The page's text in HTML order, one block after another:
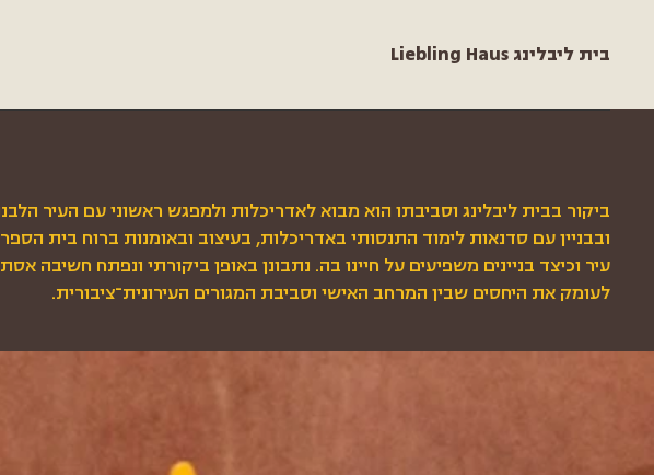
Liebling Haus בית ליבלינג
ביקור בבית ליבלינג וסביבתו הוא מבוא לאדריכלות ולמפגש ראשוני עם העיר
ובבניין עם סדנאות לימוד התנסותי באדריכלות, בעיצוב ובאומנות ברוח בית
עיר וכיצד בניינים משפיעים על חיינו בה. נתבונן באופן ביקורתי ונפתח חשיבה
לעומק את היחסים שבין המרחב האישי וסביבת המגורים העירונית־ציבורית.